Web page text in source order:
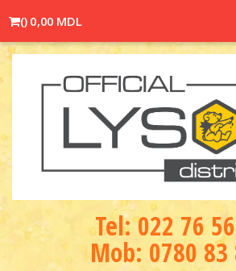
() 0,00 MDL
Теl: 022 76
Mob: 0780 83